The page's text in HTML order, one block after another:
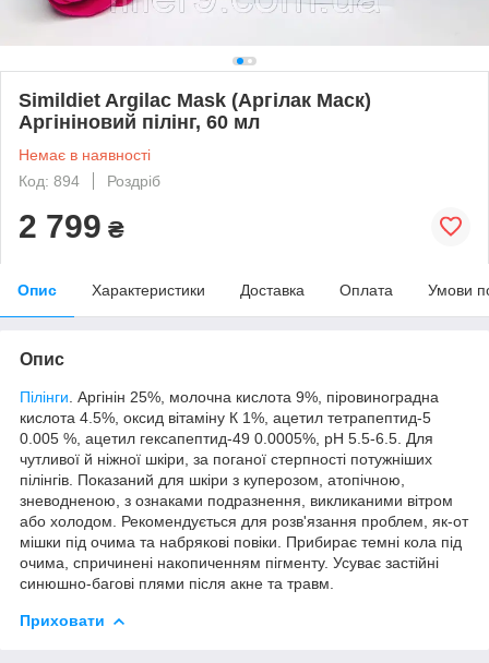
Simildiet Argilac Mask (Аргілак Маск)
Аргініновий пілінг, 60 мл
Немає в наявності
Код: 894
Роздріб
2 799 ₴
Опис Характеристики Доставка Оплата Умови
Опис
Пілінги . Аргінін 25%, молочна кислота 9%, піровиноградна
кислота 4.5%, оксид вітаміну К 1%, ацетил тетрапептид-5
0.005 %, ацетил гексапептид-49 0.0005%, pH 5.5-6.5. Для
чутливої й ніжної шкіри, за поганої стерпності потужніших
пілінгів. Показаний для шкіри з куперозом, атопічною,
зневодненою, з ознаками подразнення, викликаними вітром
або холодом. Рекомендується для розв'язання проблем, як-от
мішки під очима та набрякові повіки. Прибирає темні кола під
очима, спричинені накопиченням пігменту. Усуває застійні
синюшно-багові плями після акне та травм.
Приховати